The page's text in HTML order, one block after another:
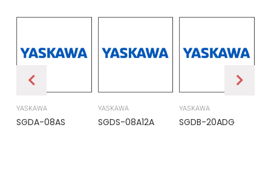
YASKAWA
SGDA-08AS
YASKAWA
SGDS-08A12A
YASKAWA
SGDB-20ADG